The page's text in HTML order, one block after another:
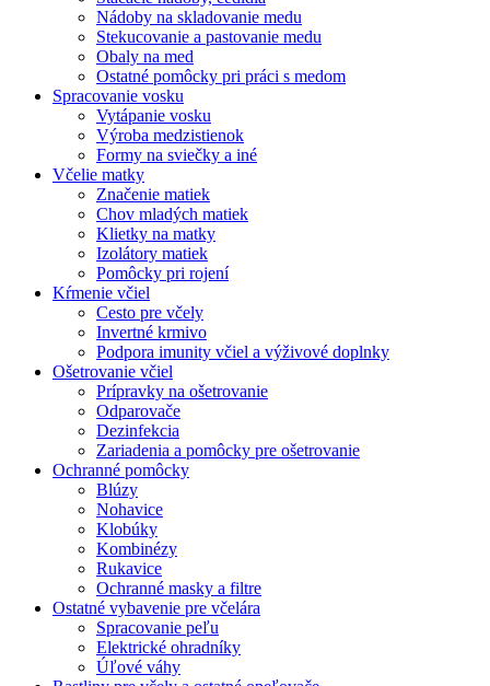
Nádoby na skladovanie medu
Stekucovanie a pastovanie medu
Obaly na med
Ostatné pomôcky pri práci s medom
Spracovanie vosku
Vytápanie vosku
Výroba medzistienok
Formy na sviečky a iné
Včelie matky
Značenie matiek
Chov mladých matiek
Klietky na matky
Izolátory matiek
Pomôcky pri rojení
Kŕmenie včiel
Cesto pre včely
Invertné krmivo
Podpora imunity včiel a výživové doplnky
Ošetrovanie včiel
Prípravky na ošetrovanie
Odparovače
Dezinfekcia
Zariadenia a pomôcky pre ošetrovanie
Ochranné pomôcky
Blúzy
Nohavice
Klobúky
Kombinézy
Rukavice
Ochranné masky a filtre
Ostatné vybavenie pre včelára
Spracovanie peľu
Elektrické ohradníky
Úľové váhy